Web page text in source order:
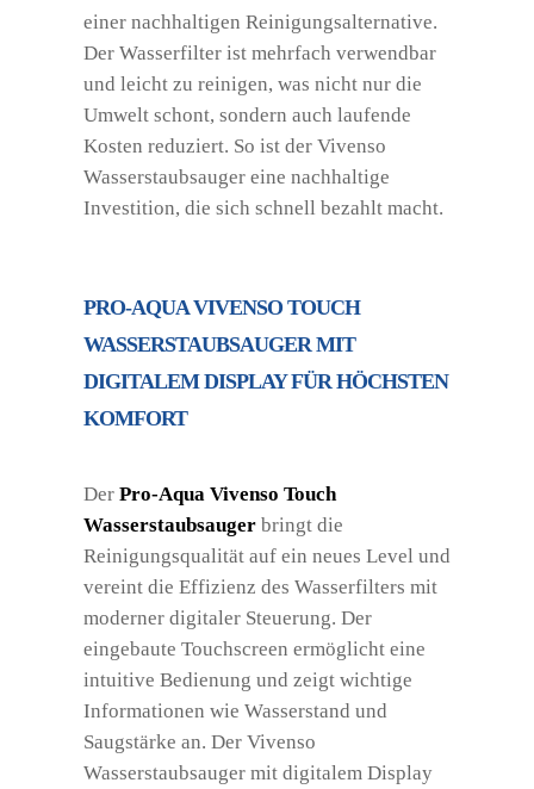
einer nachhaltigen Reinigungsalternative.
Der Wasserfilter ist mehrfach verwendbar
und leicht zu reinigen, was nicht nur die
Umwelt schont, sondern auch laufende
Kosten reduziert. So ist der Vivenso
Wasserstaubsauger eine nachhaltige
Investition, die sich schnell bezahlt macht.
PRO-AQUA VIVENSO TOUCH
WASSERSTAUBSAUGER MIT
DIGITALEM DISPLAY FÜR HÖCHSTEN
KOMFORT
Der Pro-Aqua Vivenso Touch
Wasserstaubsauger bringt die
Reinigungsqualität auf ein neues Level und
vereint die Effizienz des Wasserfilters mit
moderner digitaler Steuerung. Der
eingebaute Touchscreen ermöglicht eine
intuitive Bedienung und zeigt wichtige
Informationen wie Wasserstand und
Saugstärke an. Der Vivenso
Wasserstaubsauger mit digitalem Display